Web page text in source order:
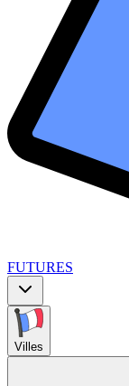
FUTURES
Villes